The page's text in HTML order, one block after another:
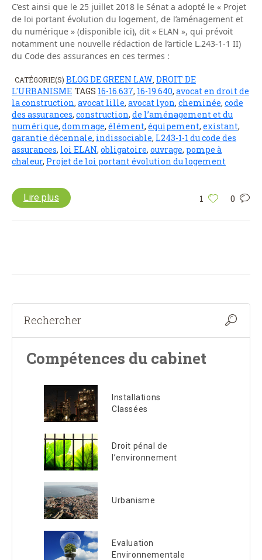
C’est ainsi que le 25 juillet 2018 le Sénat a adopté le « Projet
de loi portant évolution du logement, de l’aménagement et
du numérique » (disponible ici), dit « ELAN », qui prévoit
notamment une nouvelle rédaction de l’article L.243-1-1 II)
du Code des assurances en ces termes :
CATÉGORIE(S) BLOG DE GREEN LAW DROIT DE
L'URBANISME TAGS 16-16.637, 16-19.640, avocat en droit de
la construction, avocat lille, avocat lyon, cheminée, code
des assurances, construction, de l’aménagement et du
numérique, dommage, élément, équipement, existant,
garantie décennale, indissociable, L243-1-1 du code des
assurances, loi ELAN, obligatoire, ouvrage, pompe à
chaleur, Projet de loi portant évolution du logement
1 0
Lire plus
Compétences du cabinet
Installations
Classées
Droit pénal de
l’environnement
Urbanisme
Evaluation
Environnementale